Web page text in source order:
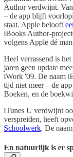
Author verdwijnt.
– de app blijft
staat. Apple belooft
iBooks Author-
volgens Apple dé
Heel verrassend is
jaren geen update
iWork '09. De naam
tijd niet meer – de
Boeken, en de
iTunes U verdwijnt
verspreiden, heeft
Schoolwerk. De
En natuurlijk is er